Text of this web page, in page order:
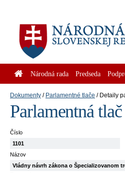
Národná rada Predseda
Dokumenty Parlamentné tlače Detaily
Parlamentná
Číslo
1101
Názov
Vládny návrh zákona o Špecializovanom